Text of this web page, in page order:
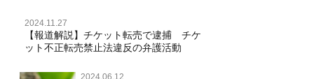
2024.11.27
【報道解説】チケット転売で逮捕 チケ
ット不正転売禁止法違反の弁護活動
2024.06.12